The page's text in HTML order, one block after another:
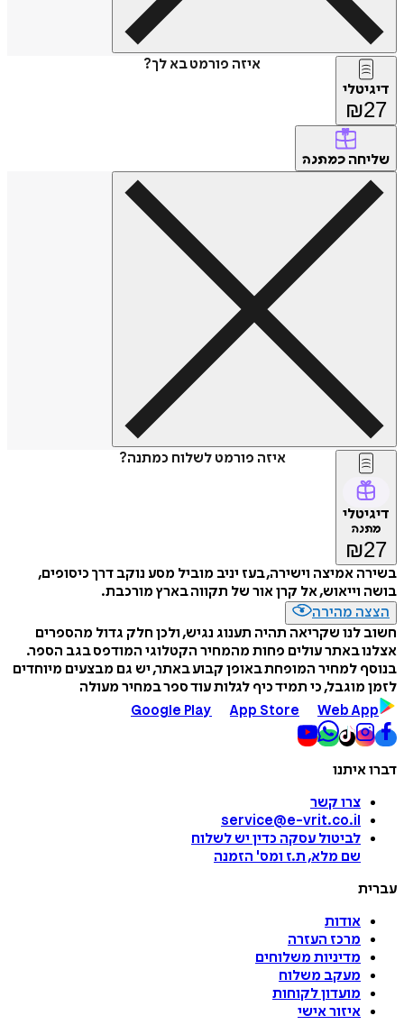
איזה פורמט בא לך?
דיגיטלי
₪27
שליחה כמתנה
איזה פורמט לשלוח כמתנה?
דיגיטלי
מתנה
₪27
בשירה אמיצה וישירה, בעז יניב מוביל מסע נוקב דרך כיסופים,
בושה וייאוש, אל קרן אור של תקווה בארץ מורכבת.
הצצה מהירה
חשוב לנו שקריאה תהיה תענוג נגיש, ולכן חלק גדול מהספרים
אצלנו באתר עולים פחות מהמחיר הקטלוגי המודפס בגב הספר.
בנוסף למחיר המופחת באופן קבוע באתר, יש גם מבצעים מיוחדים
לזמן מוגבל, כי תמיד כיף לגלות עוד ספר במחיר מעולה
Google Play
App Store Web App
דברו איתנו
צרו קשר
service@e-vrit.co.il
לביטול עסקה כדין יש לשלוח
שם מלא, ת.ז ומס' הזמנה
עברית
אודות
מרכז העזרה
מדיניות משלוחים
מעקב משלוח
מועדון לקוחות
איזור אישי